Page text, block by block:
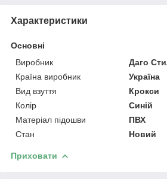
Характеристики
Основні
Виробник
Даго
Країна виробник
Україна
Вид взуття
Крокси
Колір
Синій
Матеріал підошви
ПВХ
Стан
Новий
Приховати